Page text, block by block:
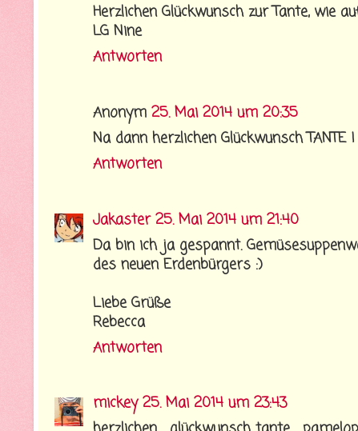
Herzlichen Glückwunsch zur Tante, wie
LG Nine
Antworten
Anonym 25. Mai 2014 um 20:35
Na dann herzlichen Glückwunsch TANTE !
Antworten
Jakaster 25. Mai 2014 um 21:40
Da bin ich ja gespannt.
des neuen Erdenbürgers :)
Liebe Grüße
Rebecca
Antworten
mickey 25. Mai 2014 um 23:43